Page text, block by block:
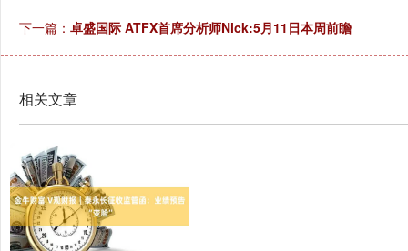
下一篇： 卓盛国际 ATFX首席分析师Nick:5月11日本周前瞻
相关文章